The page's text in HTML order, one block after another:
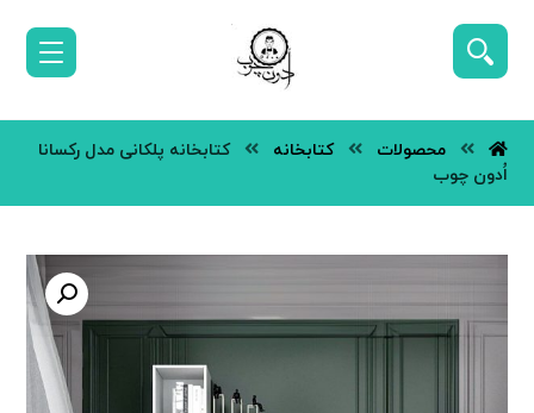
محصولات کتابخانه
کتابخانه پلکانی مدل رکسانا
اُدون چوب